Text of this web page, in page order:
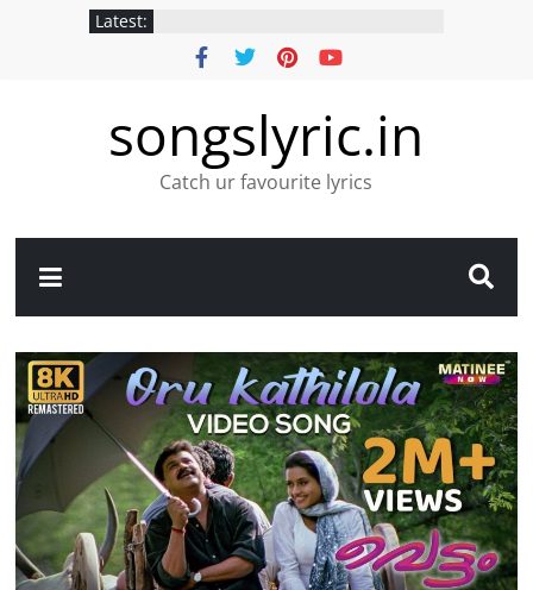
Latest:
songslyric.in
Catch ur favourite lyrics